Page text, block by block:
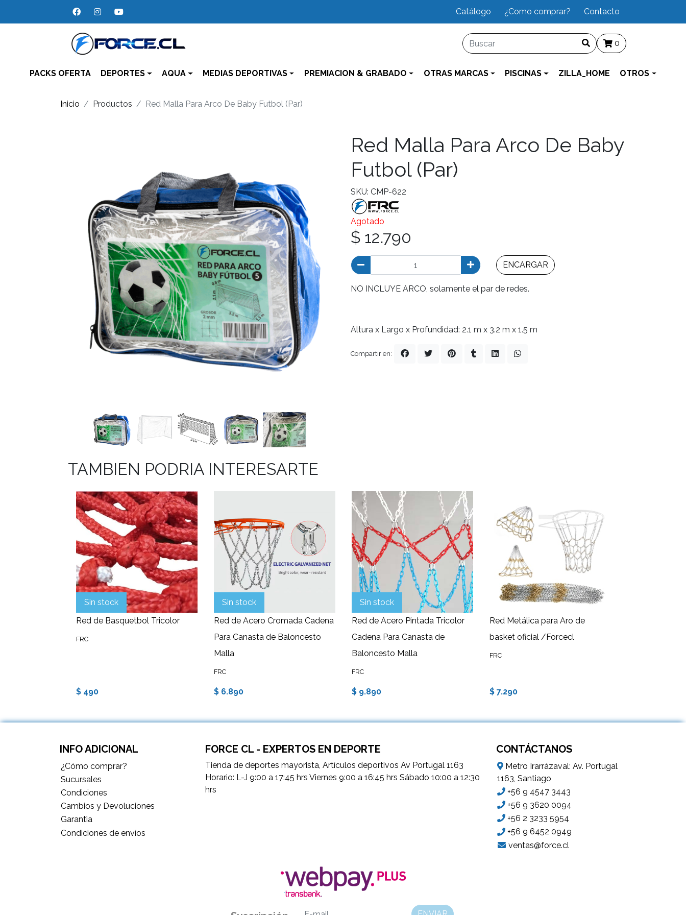
Catálogo ¿Como comprar? Contacto
0
PACKS OFERTA DEPORTES AQUA MEDIAS DEPORTIVAS PREMIACION & GRABADO OTRAS MARCAS PISCINAS ZILLA_HOME OTROS
Inicio Productos Red Malla Para Arco De Baby Futbol (Par)
Red Malla Para Arco De Baby
Futbol (Par)
SKU: CMP-622
Agotado
$ 12.790
ENCARGAR
NO INCLUYE ARCO, solamente el par de redes.
Altura x Largo x Profundidad: 2.1 m x 3.2 m x 1.5 m
Compartir en:
TAMBIEN PODRIA INTERESARTE
Sin stock
Red de Basquetbol Tricolor
FRC
$ 490
Sin stock
Red de Acero Cromada Cadena
Para Canasta de Baloncesto
Malla
FRC
$ 6.890
Sin stock
Red de Acero Pintada Tricolor
Cadena Para Canasta de
Baloncesto Malla
FRC
$ 9.890
Red Metálica para Aro de
basket oficial /Forcecl
FRC
$ 7.290
INFO ADICIONAL
¿Cómo comprar?
Sucursales
Condiciones
Cambios y Devoluciones
Garantìa
Condiciones de envíos
FORCE CL - EXPERTOS EN DEPORTE
Tienda de deportes mayorista, Artículos deportivos Av Portugal 1163
Horario: L-J 9:00 a 17:45 hrs Viernes 9:00 a 16:45 hrs Sábado 10:00 a 12:30
hrs
CONTÁCTANOS
Metro Irarrázaval: Av. Portugal
1163, Santiago
+56 9 4547 3443
+56 9 3620 0094
+56 2 3233 5954
+56 9 6452 0949
ventas@force.cl